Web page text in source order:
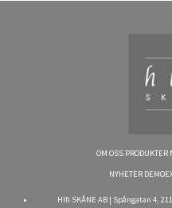
OM OSS PRODUKTER
NYHETER
HIfi SKÅNE AB | Spångatan 4,